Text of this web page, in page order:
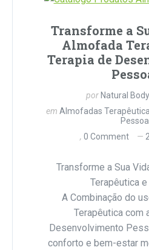
Transforme a
Almofada
Terapia de
por Natural
emAlmofadas
Pessoal
0 Comment
Transforme a Sua
Terapêutica
A Combinação do
Terapêutica com
Desenvolvimento
conforto e bem-estar